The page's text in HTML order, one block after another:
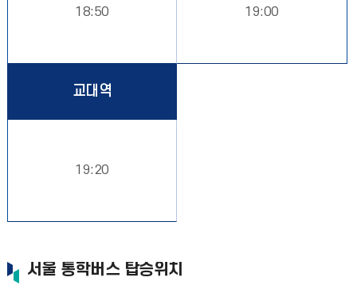
18:50 19:00
교대역
19:20
서울 통학버스 탑승위치